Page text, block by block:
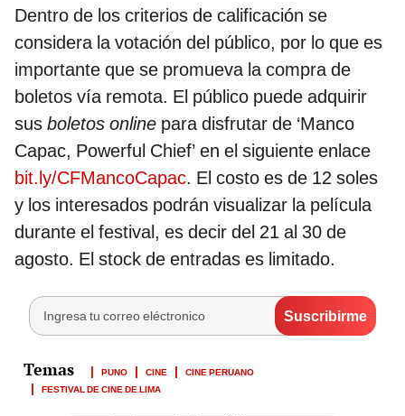
Dentro de los criterios de calificación se
considera la votación del público, por lo que es
importante que se promueva la compra de
boletos vía remota. El público puede adquirir
sus boletos online para disfrutar de ‘Manco
Capac, Powerful Chief’ en el siguiente enlace
bit.ly/CFMancoCapac. El costo es de 12 soles
y los interesados podrán visualizar la película
durante el festival, es decir del 21 al 30 de
agosto. El stock de entradas es limitado.⁣
PUNO CINE
CINE PERUANO
FESTIVAL DE CINE DE LIMA